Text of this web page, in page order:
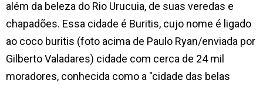
além da beleza do Rio Urucuia, de suas veredas e
chapadões. Essa cidade é Buritis, cujo nome é ligado
ao coco buritis (foto acima de Paulo Ryan/enviada por
Gilberto Valadares) cidade com cerca de 24 mil
moradores, conhecida como a "cidade das belas